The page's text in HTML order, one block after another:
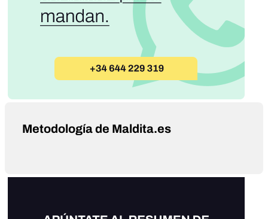
Metodología de Maldita.es